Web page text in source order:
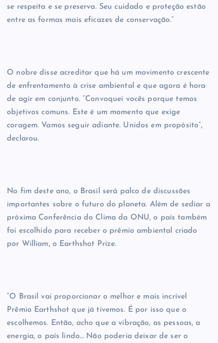
se respeita e se preserva. Seu cuidado e proteção estão
entre as formas mais eficazes de conservação.”
O nobre disse acreditar que há um movimento crescente
de enfrentamento à crise ambiental e que agora é hora
de agir em conjunto. “Convoquei vocês porque temos
objetivos comuns. Este é um momento que exige
coragem. Vamos seguir adiante. Unidos em propósito”,
declarou.
No fim deste ano, o Brasil será palco de discussões
importantes sobre o futuro do planeta. Além de sediar a
próxima Conferência do Clima da ONU, o país também
foi escolhido para receber o prêmio ambiental criado
por William, o Earthshot Prize.
“O Brasil vai proporcionar o melhor e mais incrível
Prêmio Earthshot que já tivemos. É por isso que o
escolhemos. Então, acho que a vibração, as pessoas, a
energia, o país lindo… Não poderia deixar de ser o